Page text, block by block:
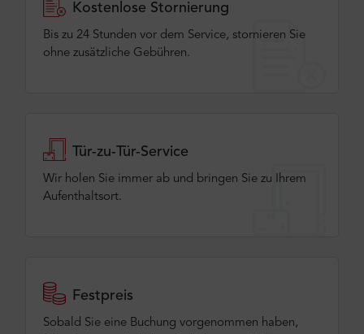
Kostenlose Stornierung
Bis zu 24 Stunden vor dem Service, stornieren Sie
ohne zusätzliche Gebühren.
Tür-zu-Tür-Service
Wir holen Sie immer ab und bringen Sie zu Ihrem
Aufenthaltsort.
Festpreis
Sobald Sie eine Buchung vorgenommen haben,